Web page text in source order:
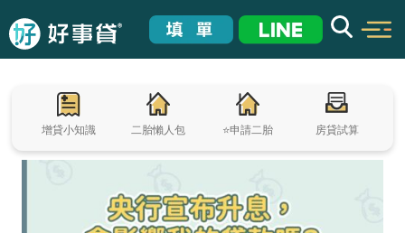
增貸小知識 二胎懶人包 ⭐申請二胎 房貸試算